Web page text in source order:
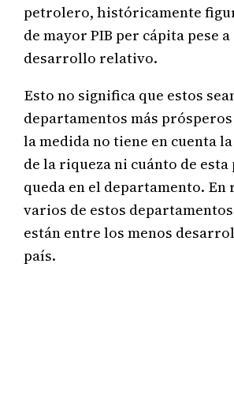
petrolero, históricamente
de mayor PIB per cápita pese a
desarrollo relativo.
Esto no significa que estos
departamentos más
la medida no tiene en cuenta
de la riqueza ni cuánto de
queda en el departamento. En
varios de estos
están entre los menos
país.